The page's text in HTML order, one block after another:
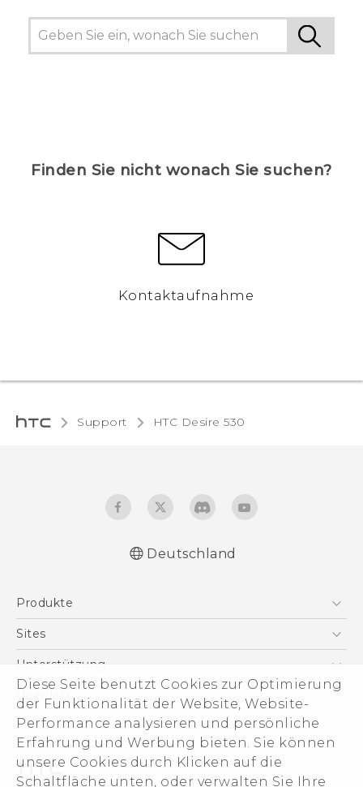
Diese Seite benutzt Cookies zur Optimierung
der Funktionalität der Website, Website-
Performance analysieren und persönliche
Erfahrung und Werbung bieten. Sie können
unsere Cookies durch Klicken auf die
Schaltfläche unten, oder verwalten Sie Ihre
Finden Sie nicht wonach Sie suchen?
Kontaktaufnahme
Support HTC Desire 530‎
English - User manual
Deutschland
Produkte
Smartphones
VIVE
Zubehör
Sites
HTC Dev
HTC Vive
Unterstützung
Unterstützung
eCommerce Support
Über HTC
ESG
Impressum
Investor